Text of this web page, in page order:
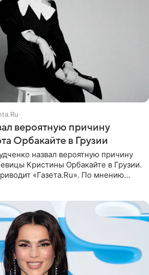
вероятную причину
Орбакайте в Грузии
назвал вероятную причину
Кристины Орбакайте в Грузии.
«Газета.Ru». По мнению